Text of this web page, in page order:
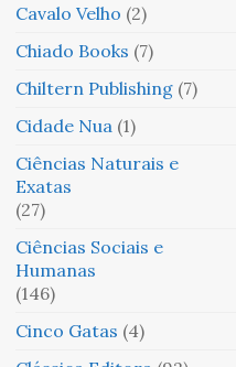
Cavalo Velho (2)
Chiado Books (7)
Chiltern Publishing (7)
Cidade Nua (1)
Ciências Naturais e
Exatas
(27)
Ciências Sociais e
Humanas
(146)
Cinco Gatas (4)